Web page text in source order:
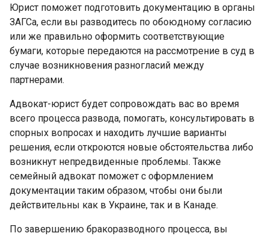
Юрист поможет подготовить документацию в органы
ЗАГСа, если вы разводитесь по обоюдному согласию
или же правильно оформить соответствующие
бумаги, которые передаются на рассмотрение в суд в
случае возникновения разногласий между
партнерами.
Адвокат-юрист будет сопровождать вас во время
всего процесса развода, помогать, консультировать в
спорных вопросах и находить лучшие варианты
решения, если откроются новые обстоятельства либо
возникнут непредвиденные проблемы. Также
семейный адвокат поможет с оформлением
документации таким образом, чтобы они были
действительны как в Украине, так и в Канаде.
По завершению бракоразводного процесса, вы